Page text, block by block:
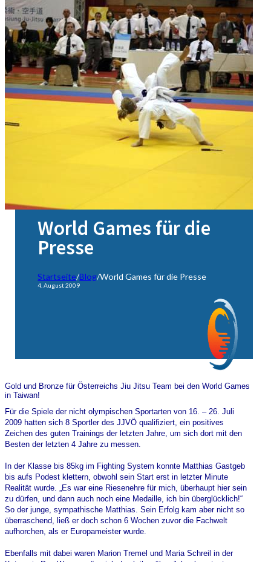
World Games für die
Presse
Startseite/Blog/World Games für die Presse
4. August 2009
Gold und Bronze für Österreichs Jiu Jitsu Team bei den World Games
in Taiwan!
Für die Spiele der nicht olympischen Sportarten von 16. – 26. Juli
2009 hatten sich 8 Sportler des JJVÖ qualifiziert, ein positives
Zeichen des guten Trainings der letzten Jahre, um sich dort mit den
Besten der letzten 4 Jahre zu messen.
In der Klasse bis 85kg im Fighting System konnte Matthias Gastgeb
bis aufs Podest klettern, obwohl sein Start erst in letzter Minute
Realität wurde. „Es war eine Riesenehre für mich, überhaupt hier sein
zu dürfen, und dann auch noch eine Medaille, ich bin überglücklich!“
So der junge, sympathische Matthias. Sein Erfolg kam aber nicht so
überraschend, ließ er doch schon 6 Wochen zuvor die Fachwelt
aufhorchen, als er Europameister wurde.
Ebenfalls mit dabei waren Marion Tremel und Maria Schreil in der